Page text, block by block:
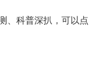
、科普深扒，可以点